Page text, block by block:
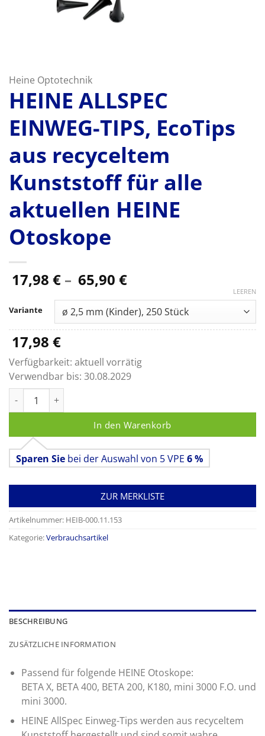
Heine Optotechnik
HEINE ALLSPEC
EINWEG-TIPS, EcoTips
aus recyceltem
Kunststoff für alle
aktuellen HEINE
Otoskope
17,98 € – 65,90 €Preisspanne:
bis
65,90 €
Variante
LEEREN
17,98 €
Verfügbarkeit: aktuell vorrätig
Verwendbar bis: 30.08.2029
In den Warenkorb
Sparen Sie bei der Auswahl von 5 VPE 6 %
ZUR MERKLISTE
Artikelnummer: HEIB-000.11.153
Kategorie:Verbrauchsartikel
BESCHREIBUNG
ZUSÄTZLICHE INFORMATION
Passend für folgende HEINE Otoskope:
BETA X, BETA 400, BETA 200, K180, mini 3000 F.O. und
mini 3000.
HEINE AllSpec Einweg-Tips werden aus recyceltem